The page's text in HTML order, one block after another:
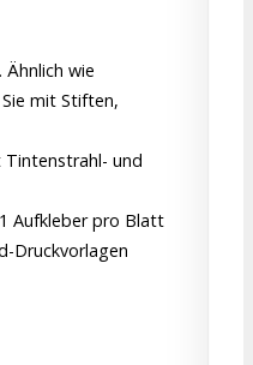
wie
mit Stiften,
Tintenstrahl- und
Aufkleber pro Blatt
Druckvorlagen